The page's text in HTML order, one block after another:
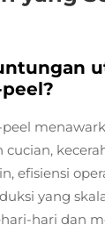
efisiensi
yang
hari dan